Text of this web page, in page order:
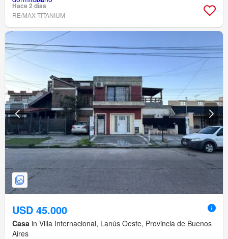
Hace 2 días
RE/MAX TITANIUM
USD 45.000
Casa in Villa Internacional, Lanús Oeste, Provincia de Buenos
Aires